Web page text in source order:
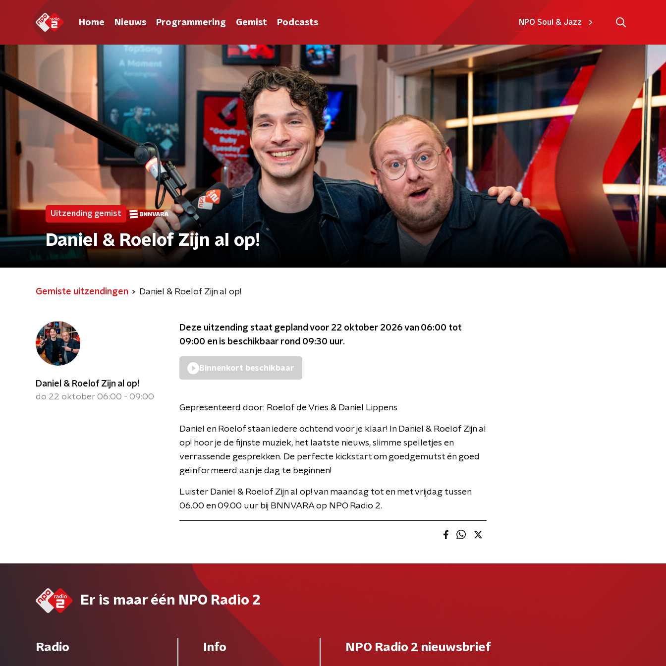
Home Nieuws Programmering Gemist Podcasts NPO Soul & Jazz
Uitzending gemist
Daniel & Roelof Zijn al op!
Gemiste uitzendingen Daniel & Roelof Zijn al op!
Daniel & Roelof Zijn al op!
do 22 oktober 06:00 - 09:00
Deze uitzending staat gepland voor 22 oktober 2026 van 06:00 tot
09:00 en is beschikbaar rond 09:30 uur.
Binnenkort beschikbaar
Gepresenteerd door: Roelof de Vries & Daniel Lippens
Daniel en Roelof staan iedere ochtend voor je klaar! In Daniel & Roelof Zijn al
op! hoor je de fijnste muziek, het laatste nieuws, slimme spelletjes en
verrassende gesprekken. De perfecte kickstart om goedgemutst én goed
geïnformeerd aan je dag te beginnen!
Luister Daniel & Roelof Zijn al op! van maandag tot en met vrijdag tussen
06.00 en 09.00 uur bij BNNVARA op NPO Radio 2.
Er is maar één NPO Radio 2
Radio Info NPO Radio 2 nieuwsbrief